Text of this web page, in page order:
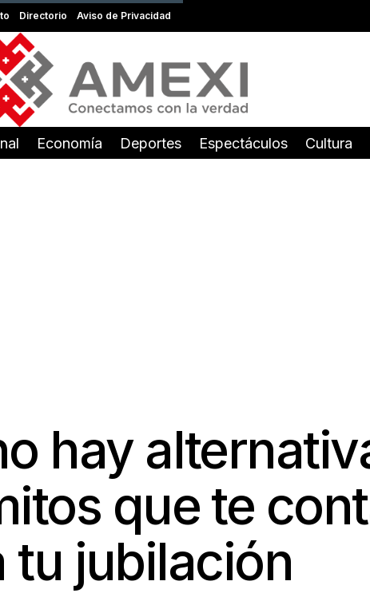
Directorio Aviso de Privacidad
Economía Deportes Espectáculos Cultura
hay
que te
tu jubilación